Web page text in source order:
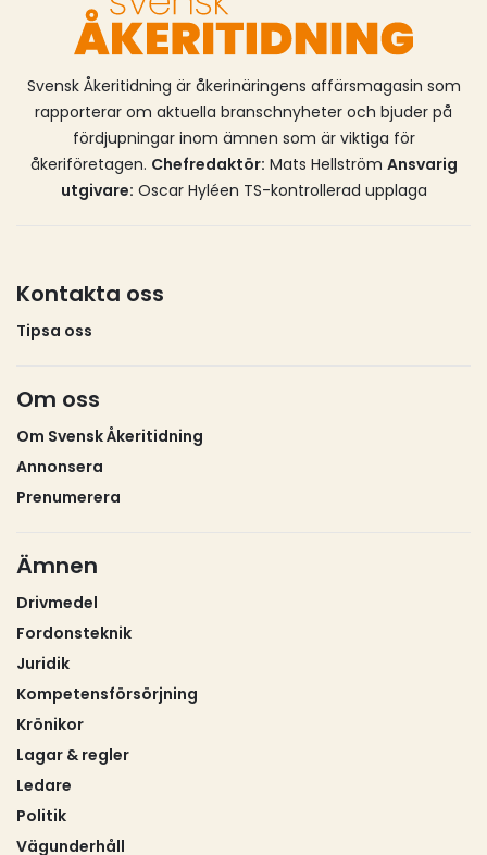
Svensk Åkeritidning är åkerinäringens affärsmagasin som
rapporterar om aktuella branschnyheter och bjuder på
fördjupningar inom ämnen som är viktiga för
åkeriföretagen. Chefredaktör: Mats Hellström Ansvarig
utgivare: Oscar Hyléen TS-kontrollerad upplaga
Kontakta oss
Tipsa oss
Om oss
Om Svensk Åkeritidning
Annonsera
Prenumerera
Ämnen
Drivmedel
Fordonsteknik
Juridik
Kompetensförsörjning
Krönikor
Lagar & regler
Ledare
Politik
Vägunderhåll